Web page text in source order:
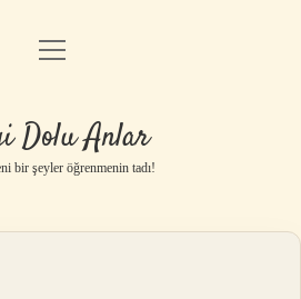
Anasayfa
Yasal Uyarı
menüyü
Dolu Anlar
bir şeyler öğrenmenin tadı!